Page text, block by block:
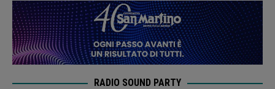
RADIO SOUND PARTY